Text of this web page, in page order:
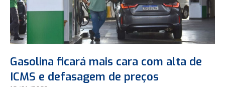
Gasolina ficará mais cara com alta de
ICMS e defasagem de preços